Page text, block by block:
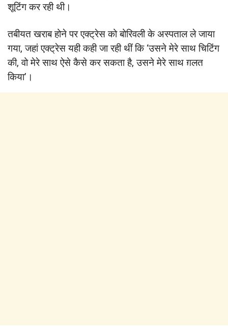
शूटिंग कर रही थी।
तबीयत खराब होने पर एक्ट्रेस को बोरिवली के अस्पताल ले जाया
गया, जहां एक्ट्रेस यही कही जा रही थीं कि ‘उसने मेरे साथ चिटिंग
की, वो मेरे साथ ऐसे कैसे कर सकता है, उसने मेरे साथ ग़लत
किया’।